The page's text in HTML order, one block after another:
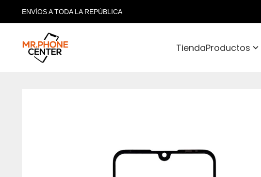
ENVÍOS A TODA LA REPÚBLICA
TiendaProductos